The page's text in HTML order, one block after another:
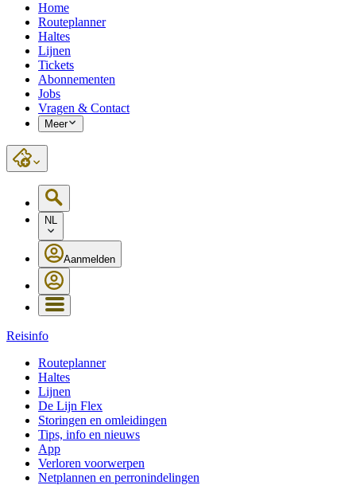
Home
Routeplanner
Haltes
Lijnen
Tickets
Abonnementen
Jobs
Vragen & Contact
Meer
NL
Aanmelden
Reisinfo
Routeplanner
Haltes
Lijnen
De Lijn Flex
Storingen en omleidingen
Tips, info en nieuws
App
Verloren voorwerpen
Netplannen en perronindelingen